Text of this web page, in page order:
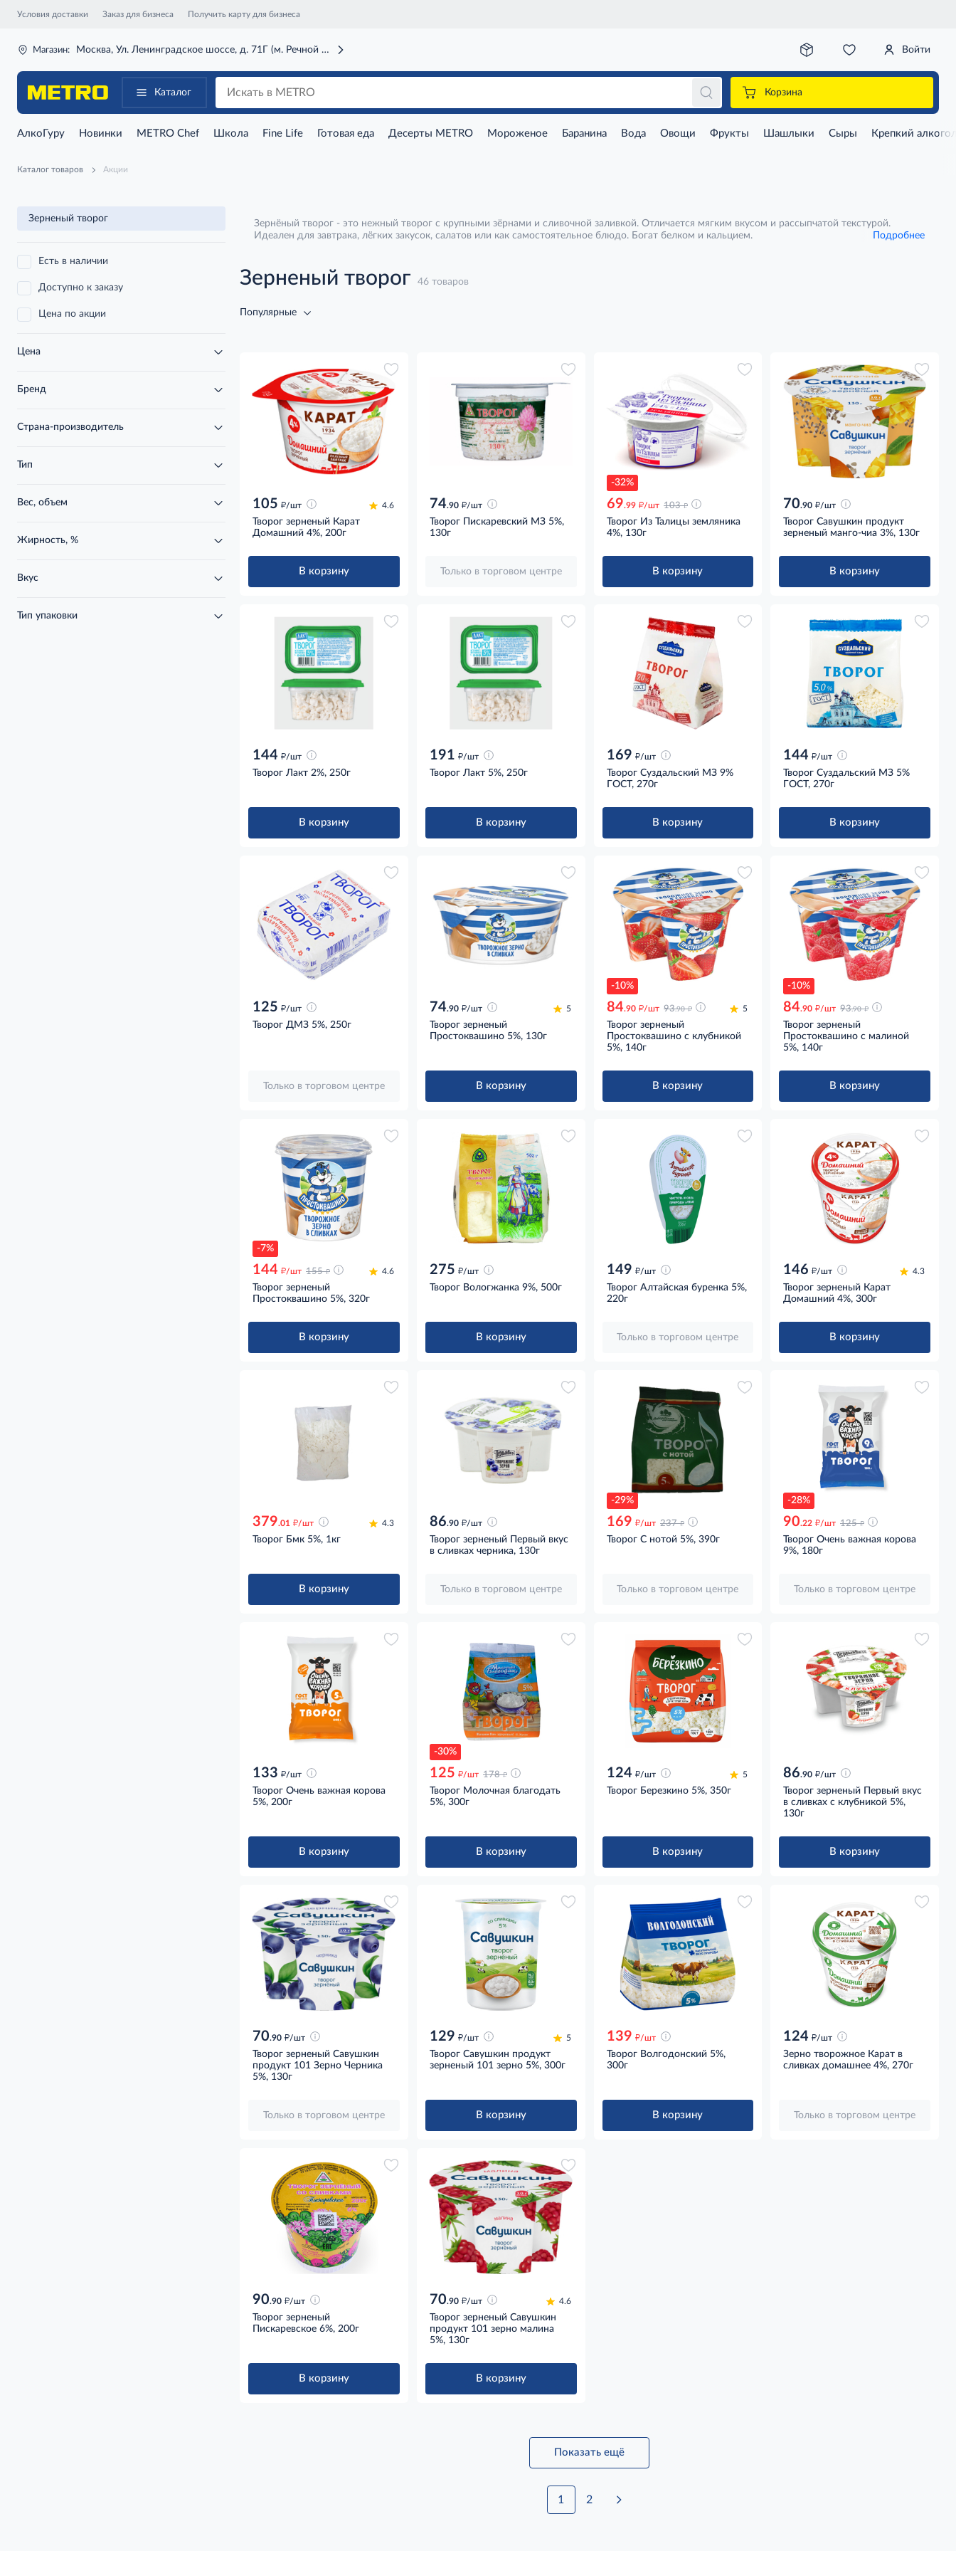
Условия доставки Заказ для бизнеса Получить карту для бизнеса
Магазин: Москва, Ул. Ленинградское шоссе, д. 71Г (м. Речной вокзал) Войти
Каталог Корзина
АлкоГуру Новинки METRO Chef Школа Fine Life Готовая еда Десерты METRO Мороженое Баранина Вода Овощи Фрукты Шашлыки Сыры Крепкий
Каталог товаров Акции
Зерненый творог
Есть в наличии
Доступно к заказу
Цена по акции
Цена
Бренд
Страна-производитель
Тип
Вес, объем
Жирность, %
Вкус
Тип упаковки
Зернёный творог - это нежный творог с крупными зёрнами и сливочной заливкой. Отличается мягким вкусом и рассыпчатой текстурой.
Идеален для завтрака, лёгких закусок, салатов или как самостоятельное блюдо. Богат белком и кальцием.
Подробнее
Зерненый творог 46 товаров
Популярные
105 д/шт 4.6
Творог зерненый Карат
Домашний 4%, 200г
В корзину
74.90 д/шт
Творог Пискаревский МЗ 5%,
130г
Только в торговом центре
-32%
69.99 д/шт 103 д
Творог Из Талицы земляника
4%, 130г
В корзину
70.90 д/шт
Творог Савушкин продукт
зерненый манго-чиа 3%, 130г
В корзину
144 д/шт
Творог Лакт 2%, 250г
В корзину
191 д/шт
Творог Лакт 5%, 250г
В корзину
169 д/шт
Творог Суздальский МЗ 9%
ГОСТ, 270г
В корзину
144 д/шт
Творог Суздальский МЗ 5%
ГОСТ, 270г
В корзину
125 д/шт
Творог ДМЗ 5%, 250г
Только в торговом центре
74.90 д/шт 5
Творог зерненый
Простоквашино 5%, 130г
В корзину
-10%
84.90 д/шт 93.90 д 5
Творог зерненый
Простоквашино с клубникой
5%, 140г
В корзину
-10%
84.90 д/шт 93.90 д
Творог зерненый
Простоквашино с малиной
5%, 140г
В корзину
-7%
144 д/шт 155 д 4.6
Творог зерненый
Простоквашино 5%, 320г
В корзину
275 д/шт
Творог Вологжанка 9%, 500г
В корзину
149 д/шт
Творог Алтайская буренка 5%,
220г
Только в торговом центре
146 д/шт 4.3
Творог зерненый Карат
Домашний 4%, 300г
В корзину
379.01 д/шт 4.3
Творог Бмк 5%, 1кг
В корзину
86.90 д/шт
Творог зерненый Первый вкус
в сливках черника, 130г
Только в торговом центре
-29%
169 д/шт 237 д
Творог С нотой 5%, 390г
Только в торговом центре
-28%
90.22 д/шт 125 д
Творог Очень важная корова
9%, 180г
Только в торговом центре
133 д/шт
Творог Очень важная корова
5%, 200г
В корзину
-30%
125 д/шт 178 д
Творог Молочная благодать
5%, 300г
В корзину
124 д/шт 5
Творог Березкино 5%, 350г
В корзину
86.90 д/шт
Творог зерненый Первый вкус
в сливках с клубникой 5%,
130г
В корзину
70.90 д/шт
Творог зерненый Савушкин
продукт 101 Зерно Черника
5%, 130г
Только в торговом центре
129 д/шт 5
Творог Савушкин продукт
зерненый 101 зерно 5%, 300г
В корзину
139 д/шт
Творог Волгодонский 5%,
300г
В корзину
124 д/шт
Зерно творожное Карат в
сливках домашнее 4%, 270г
Только в торговом центре
90.90 д/шт
Творог зерненый
Пискаревское 6%, 200г
В корзину
70.90 д/шт 4.6
Творог зерненый Савушкин
продукт 101 зерно малина
5%, 130г
В корзину
Показать ещё
1 2